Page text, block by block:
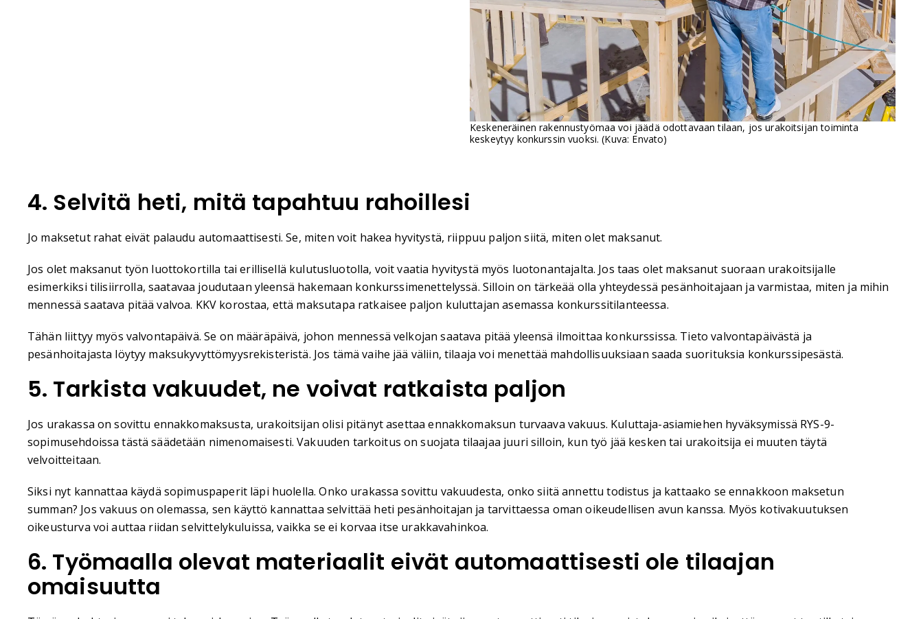
Keskeneräinen rakennustyömaa voi jäädä odottavaan tilaan, jos urakoitsijan toiminta
keskeytyy konkurssin vuoksi. (Kuva: Envato)
4. Selvitä heti, mitä tapahtuu rahoillesi
Jo maksetut rahat eivät palaudu automaattisesti. Se, miten voit hakea hyvitystä, riippuu paljon siitä, miten olet maksanut.
Jos olet maksanut työn luottokortilla tai erillisellä kulutusluotolla, voit vaatia hyvitystä myös luotonantajalta. Jos taas olet maksanut suoraan urakoitsijalle
esimerkiksi tilisiirrolla, saatavaa joudutaan yleensä hakemaan konkurssimenettelyssä. Silloin on tärkeää olla yhteydessä pesänhoitajaan ja varmistaa, miten ja mihin
mennessä saatava pitää valvoa. KKV korostaa, että maksutapa ratkaisee paljon kuluttajan asemassa konkurssitilanteessa.
Tähän liittyy myös valvontapäivä. Se on määräpäivä, johon mennessä velkojan saatava pitää yleensä ilmoittaa konkurssissa. Tieto valvontapäivästä ja
pesänhoitajasta löytyy maksukyvyttömyysrekisteristä. Jos tämä vaihe jää väliin, tilaaja voi menettää mahdollisuuksiaan saada suorituksia konkurssipesästä.
5. Tarkista vakuudet, ne voivat ratkaista paljon
Jos urakassa on sovittu ennakkomaksusta, urakoitsijan olisi pitänyt asettaa ennakkomaksun turvaava vakuus. Kuluttaja-asiamiehen hyväksymissä RYS-9-
sopimusehdoissa tästä säädetään nimenomaisesti. Vakuuden tarkoitus on suojata tilaajaa juuri silloin, kun työ jää kesken tai urakoitsija ei muuten täytä
velvoitteitaan.
Siksi nyt kannattaa käydä sopimuspaperit läpi huolella. Onko urakassa sovittu vakuudesta, onko siitä annettu todistus ja kattaako se ennakkoon maksetun
summan? Jos vakuus on olemassa, sen käyttö kannattaa selvittää heti pesänhoitajan ja tarvittaessa oman oikeudellisen avun kanssa. Myös kotivakuutuksen
oikeusturva voi auttaa riidan selvittelykuluissa, vaikka se ei korvaa itse urakkavahinkoa.
6. Työmaalla olevat materiaalit eivät automaattisesti ole tilaajan
omaisuutta